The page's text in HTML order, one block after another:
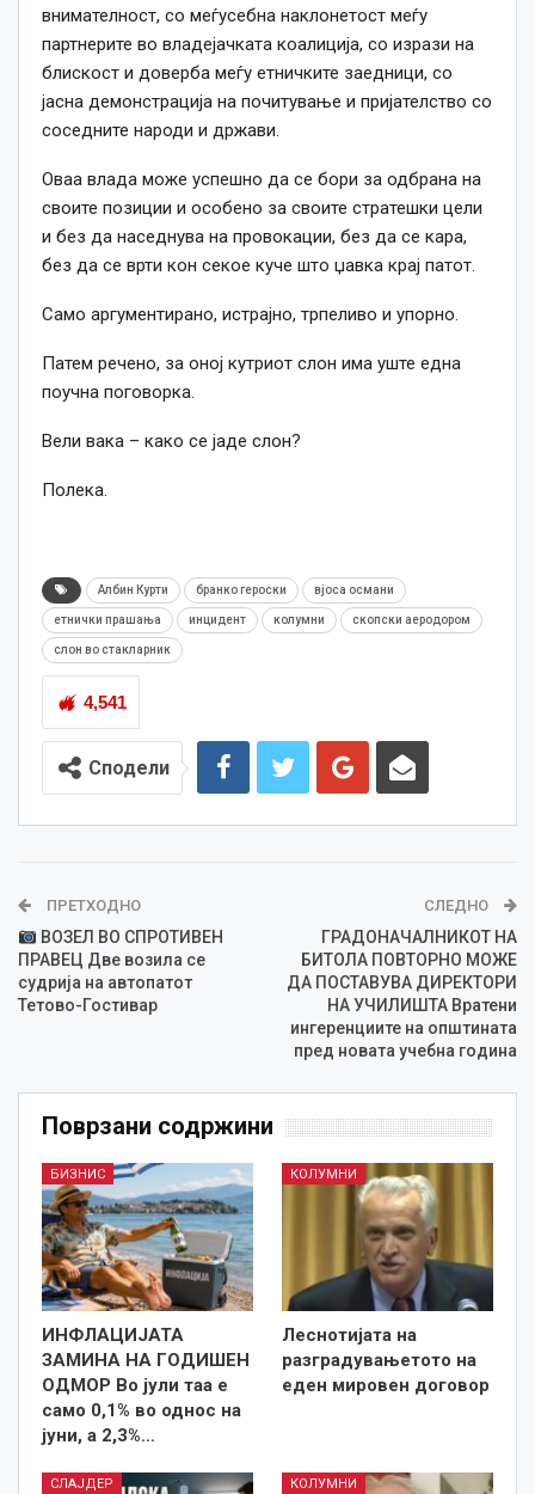
внимателност, со меѓусебна наклонетост меѓу
партнерите во владејачката коалиција, со изрази на
блискост и доверба меѓу етничките заедници, со
јасна демонстрација на почитување и пријателство со
соседните народи и држави.
Оваа влада може успешно да се бори за одбрана на
своите позиции и особено за своите стратешки цели
и без да наседнува на провокации, без да се кара,
без да се врти кон секое куче што џавка крај патот.
Само аргументирано, истрајно, трпеливо и упорно.
Патем речено, за оној кутриот слон има уште една
поучна поговорка.
Вели вака – како се јаде слон?
Полека.
Албин Курти бранко героски вјоса османи
етнички прашања инцидент колумни скопски аеродором
слон во стакларник
4,541
Сподели
ПРЕТХОДНО
ВОЗЕЛ ВО СПРОТИВЕН
ПРАВЕЦ Две возила се
судрија на автопатот
Тетово-Гостивар
СЛЕДНО
ГРАДОНАЧАЛНИКОТ НА
БИТОЛА ПОВТОРНО МОЖЕ
ДА ПОСТАВУВА ДИРЕКТОРИ
НА УЧИЛИШТА Вратени
ингеренциите на општината
пред новата учебна година
Поврзани содржини
БИЗНИС
ИНФЛАЦИЈАТА
ЗАМИНА НА ГОДИШЕН
ОДМОР Во јули таа е
само 0,1% во однос на
јуни, а 2,3%…
КОЛУМНИ
Леснотијата на
разградувањетото на
еден мировен договор
СЛАЈДЕР КОЛУМНИ